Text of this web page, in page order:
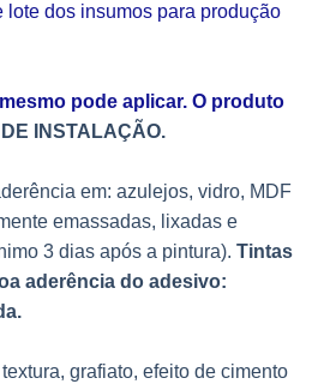
lote dos insumos para produção
pode aplicar. O produto
INSTALAÇÃO.
em: azulejos, vidro, MDF
emassadas, lixadas e
3 dias após a pintura). Tintas
aderência do adesivo:
grafiato, efeito de cimento